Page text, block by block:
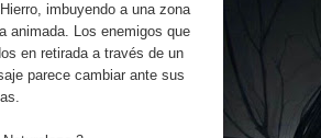
imbuyendo a una zona
animada. Los enemigos que
en retirada a través de un
parece cambiar ante sus